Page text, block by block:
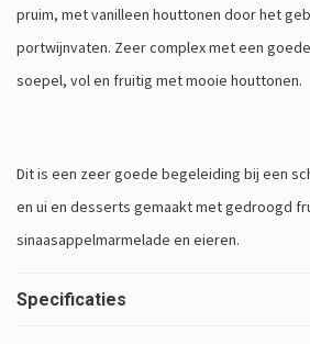
pruim, met vanilleen houttonen door het
portwijnvaten. Zeer complex met een
soepel, vol en fruitig met mooie houttonen.
Dit is een zeer goede begeleiding bij een
en ui en desserts gemaakt met gedroogd
sinaasappelmarmelade en eieren.
Specificaties